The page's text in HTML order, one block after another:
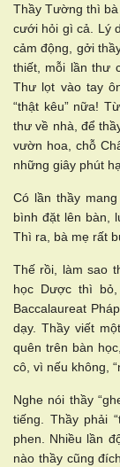
Thầy Tường thì
cưới hỏi gì cả. Lý
cảm động, gởi
thiết, mỗi lần thư
Thư lọt vào tay
“thật kêu” nữa!
thư về nhà, để
vườn hoa, chỗ
những giây phút
Có lần thầy
bình đặt lên bàn,
Thì ra, bà mẹ rất
Thế rồi, làm sao
học Dược thì
Baccalaureat
dạy. Thầy viết
quên trên bàn
cô, vì nếu không,
Nghe nói thầy
tiếng. Thầy phải
phen. Nhiều lần
nào thầy cũng